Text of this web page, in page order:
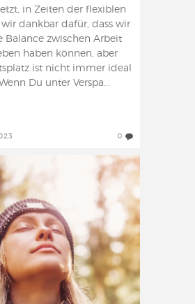
in Zeiten der flexiblen
dankbar dafür, dass wir
Balance zwischen Arbeit
haben können, aber
ist nicht immer ideal
Du unter Verspa...
0